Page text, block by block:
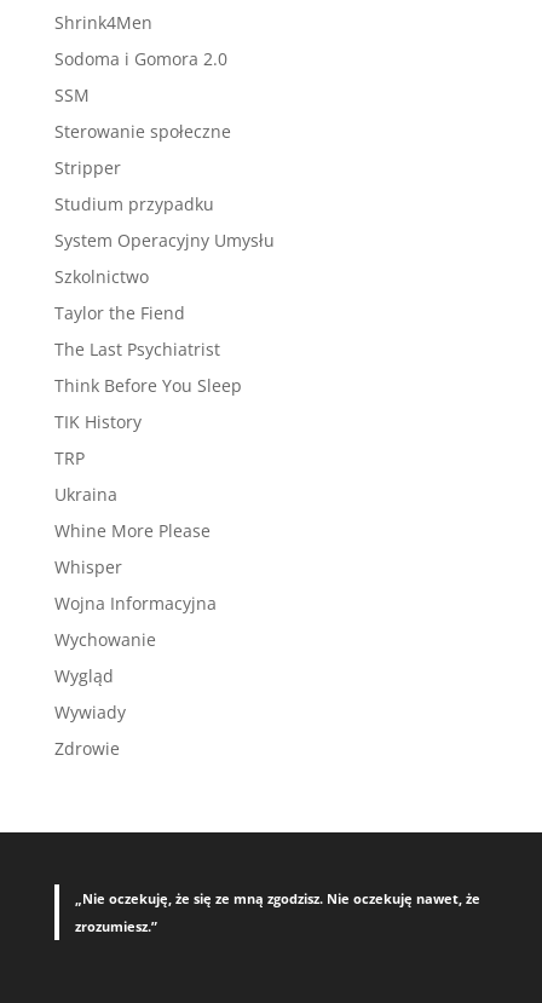
Shrink4Men
Sodoma i Gomora 2.0
SSM
Sterowanie społeczne
Stripper
Studium przypadku
System Operacyjny Umysłu
Szkolnictwo
Taylor the Fiend
The Last Psychiatrist
Think Before You Sleep
TIK History
TRP
Ukraina
Whine More Please
Whisper
Wojna Informacyjna
Wychowanie
Wygląd
Wywiady
Zdrowie
„Nie oczekuję, że się ze mną zgodzisz. Nie oczekuję nawet, że
zrozumiesz.”